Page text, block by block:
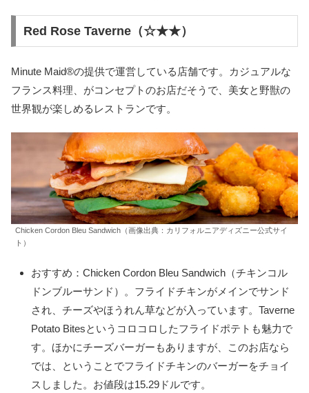
Red Rose Taverne（☆★★）
Minute Maid®の提供で運営している店舗です。カジュアルな
フランス料理、がコンセプトのお店だそうで、美女と野獣の
世界観が楽しめるレストランです。
Chicken Cordon Bleu Sandwich（画像出典：カリフォルニアディズニー公式サイ
ト）
おすすめ：Chicken Cordon Bleu Sandwich（チキンコル
ドンブルーサンド）。フライドチキンがメインでサンド
され、チーズやほうれん草などが入っています。Taverne
Potato Bitesというコロコロしたフライドポテトも魅力で
す。ほかにチーズバーガーもありますが、このお店なら
では、ということでフライドチキンのバーガーをチョイ
スしました。お値段は15.29ドルです。